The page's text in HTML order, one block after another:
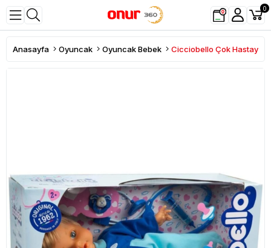
0
Anasayfa Oyuncak Oyuncak Bebek Cicciobello Çok